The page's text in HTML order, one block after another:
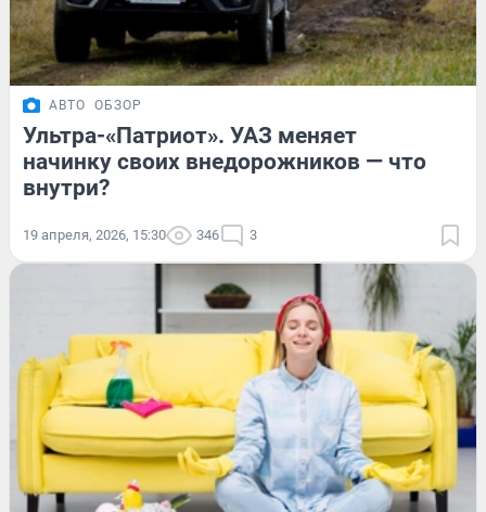
АВТО ОБЗОР
Ультра-«Патриот». УАЗ меняет
начинку своих внедорожников — что
внутри?
19 апреля, 2026, 15:30 346 3